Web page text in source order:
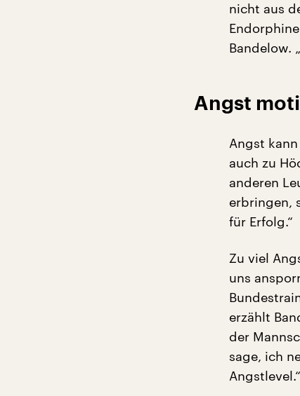
nicht aus
Bandelow.
Angst
Angst
auch zu
anderen
erbringen,
für Erfolg.“
Zu viel
uns
erzählt
der
sage, ich
Angstlevel.“